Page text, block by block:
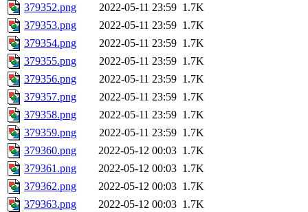
379352.png
2022-05-11 23:59 1.7K
379353.png
2022-05-11 23:59 1.7K
379354.png
2022-05-11 23:59 1.7K
379355.png
2022-05-11 23:59 1.7K
379356.png
2022-05-11 23:59 1.7K
379357.png
2022-05-11 23:59 1.7K
379358.png
2022-05-11 23:59 1.7K
379359.png
2022-05-11 23:59 1.7K
379360.png
2022-05-12 00:03 1.7K
379361.png
2022-05-12 00:03 1.7K
379362.png
2022-05-12 00:03 1.7K
379363.png
2022-05-12 00:03 1.7K